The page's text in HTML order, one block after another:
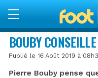
BOUBY
Publié le 16 Août 2019 à
Pierre Bouby pense